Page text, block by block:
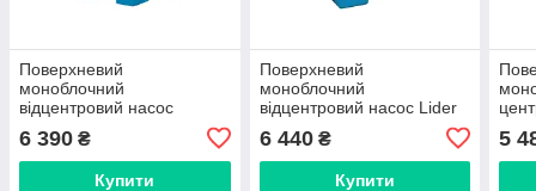
Поверхневий
моноблочний
відцентровий насос
(подвійне робоче колесо з
латуні)Lider 2CPM 1.5 кВт
мідна обмотка
6 390 ₴
Купити
Поверхневий
моноблочний
відцентровий насос Lider
обмотка
6 440₴
Купити
5